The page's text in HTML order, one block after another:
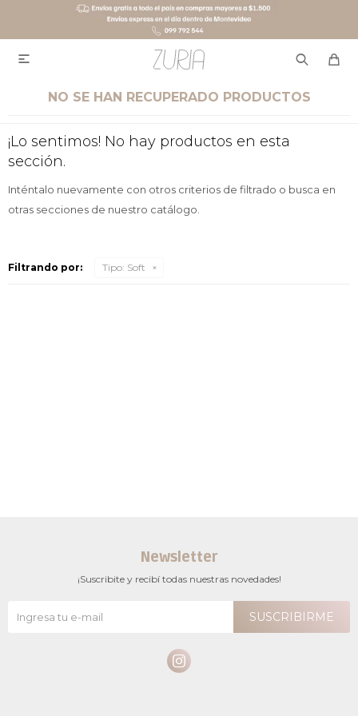

NO SE HAN RECUPERADO PRODUCTOS
¡Lo sentimos! No hay productos en esta
sección.
Inténtalo nuevamente con otros criterios de filtrado o busca en
otras secciones de nuestro catálogo.
Filtrando por: Tipo: Soft
Newsletter
¡Suscribite y recibí todas nuestras novedades!
SUSCRIBIRME
